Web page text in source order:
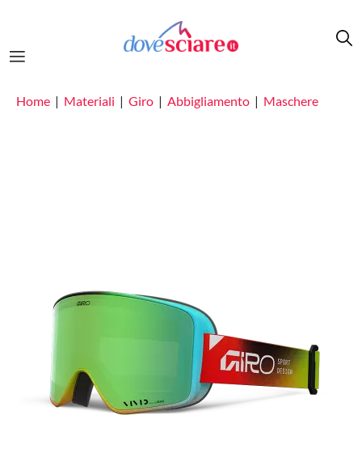
Home Materiali Giro Abbigliamento Maschere